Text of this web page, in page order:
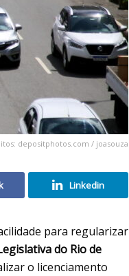
depositphotos.com / joasouza
Linkedin
para regularizar
do Rio de
o licenciamento